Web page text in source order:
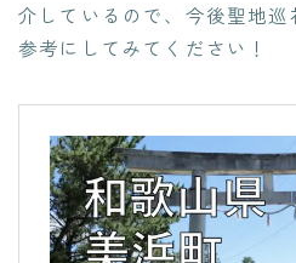
介しているので、今後聖地
参考にしてみてください！